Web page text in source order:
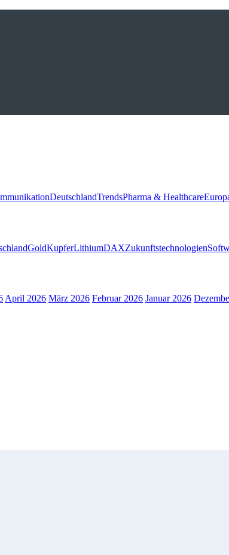
DeutschlandTrendsPharma & Healthcare
GoldKupferLithiumDAXZukunftstechnologien
April 2026 März 2026 Februar 2026 Januar 2026